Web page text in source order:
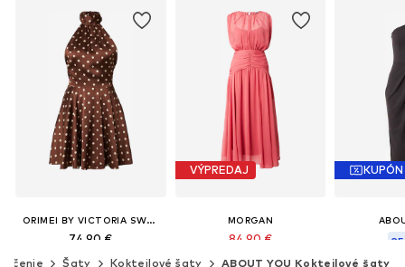
ORIMEI BY VICTORIA SWAROVSKI
74,90 €
VÝPREDAJ
MORGAN
84,90 €
KUPÓN
Posledná
Šaty Kokteilové šaty ABOUT YOU Kokteilové šaty